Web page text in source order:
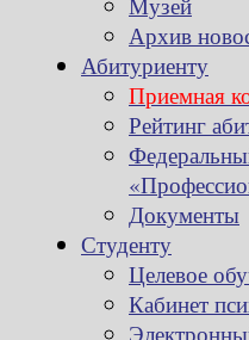
Архив
Абитуриенту
Приемная
Рейтинг
Документы
Студенту
Целевое
Кабинет